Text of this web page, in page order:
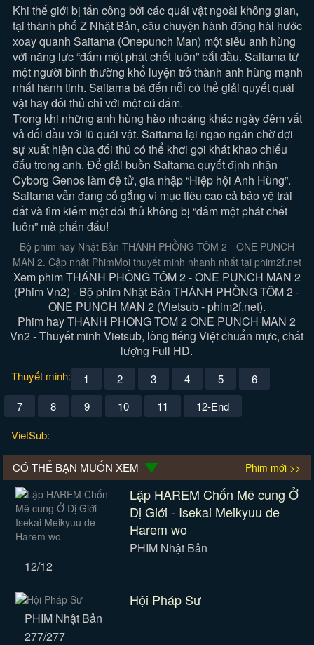
Khi thế giới bị tấn công bởi các quái vật ngoài không gian,
tại thành phố Z Nhật Bản, câu chuyện hành động hài hước
xoay quanh Saitama (Onepunch Man) một siêu anh hùng
với năng lực “đấm một phát chết luôn” bắt đầu. Saitama từ
một người bình thường khổ luyện trở thành anh hùng mạnh
nhất hành tinh. Saitama bá đến nỗi có thể giải quyết quái
vật hay đối thủ chỉ với một cú đấm.
Trong khi những anh hùng hào nhoáng khác ngày đêm vất
vả đối đầu với lũ quái vật. Saitama lại ngao ngán chờ đợi
sự xuất hiện của đối thủ có thể khơi gợi khát khao chiếu
đấu trong anh. Để giải buồn Saitama quyết định nhận
Cyborg Genos làm đệ tử, gia nhập “Hiệp hội Anh Hùng”.
Saitama vẫn đang cố gắng vì mục tiêu cao cả bảo vệ trái
đất và tìm kiếm một đối thủ không bị “đấm một phát chết
luôn” mà phấn đấu!
Bộ phim hay Nhật Bản THÁNH PHỒNG TÔM 2 - ONE PUNCH
MAN 2. Cập nhật PhimMoi thuyết minh nhanh nhất tại phim2f.net
Xem phim THÁNH PHỒNG TÔM 2 - ONE PUNCH MAN 2
(Phim Vn2) - Bộ phim Nhật Bản THÁNH PHỒNG TÔM 2 -
ONE PUNCH MAN 2 (Vietsub - phim2f.net).
Phim hay THANH PHONG TOM 2 ONE PUNCH MAN 2
Vn2 - Thuyết minh Vietsub, lồng tiếng Việt chuẩn mực, chất
lượng Full HD.
Thuyết minh: 1 2 3 4 5
6
7
8 9 10 11
12-End
VietSub:
CÓ THỂ BẠN MUỐN XEM Phim mới >>
Lập HAREM Chốn Mê cung Ở
Dị Giới - Isekai Meikyuu de
Harem wo
PHIM Nhật Bản
12/12
Hội Pháp Sư
PHIM Nhật Bản
277/277